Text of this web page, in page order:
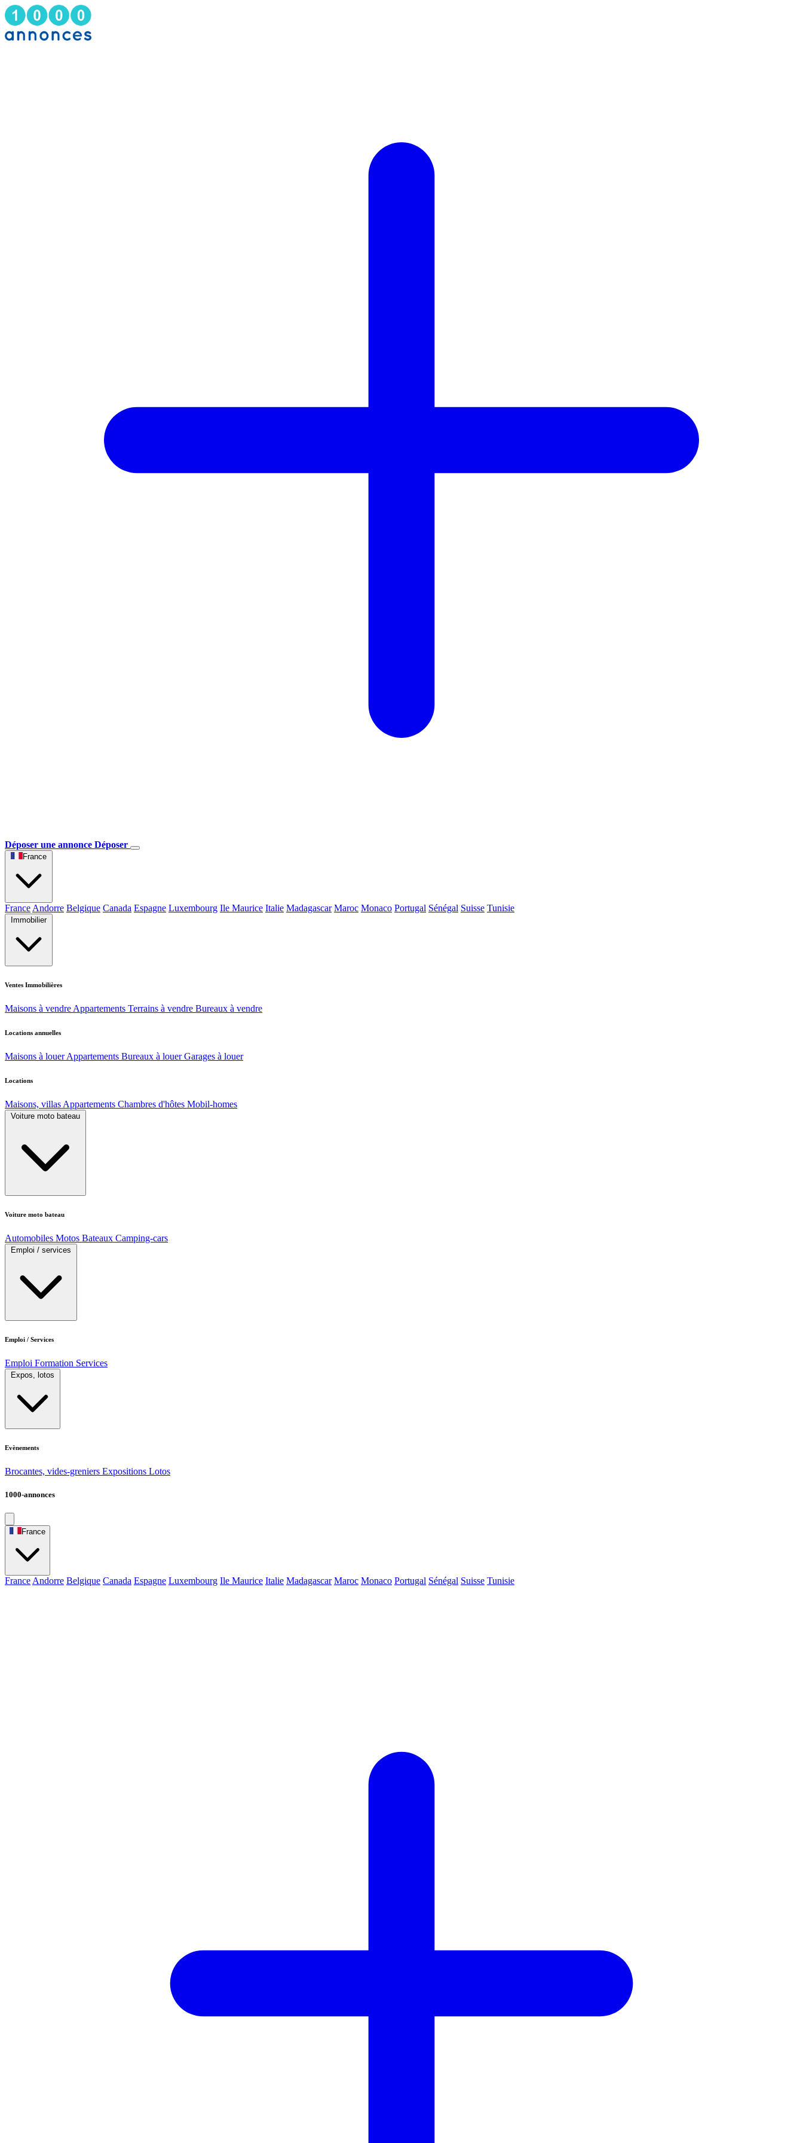
Déposer une annonce Déposer
France
France Andorre Belgique Canada Espagne Luxembourg Ile Maurice Italie Madagascar Maroc Monaco Portugal Sénégal Suisse Tunisie
Immobilier
Ventes Immobilières
Maisons à vendre Appartements Terrains à vendre Bureaux à vendre
Locations annuelles
Maisons à louer Appartements Bureaux à louer Garages à louer
Locations
Maisons, villas Appartements Chambres d'hôtes Mobil-homes
Voiture moto bateau
Voiture moto bateau
Automobiles Motos Bateaux Camping-cars
Emploi / services
Emploi / Services
Emploi Formation Services
Expos, lotos
Evènements
Brocantes, vides-greniers Expositions Lotos
1000-annonces
France
France Andorre Belgique Canada Espagne Luxembourg Ile Maurice Italie Madagascar Maroc Monaco Portugal Sénégal Suisse Tunisie